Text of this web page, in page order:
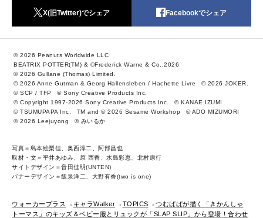
X(旧Twitter)でシェア Facebookでシェア
© 2026 Peanuts Worldwide LLC
BEATRIX POTTER(TM) & ©Frederick Warne & Co.,2026
© 2026 Gullane (Thomas) Limited.
© 2026 Anne Gutman & Georg Hallensleben / Hachette Livre
© 2026 JOKER.
© SCP / TFP
© Sony Creative Products Inc.
© Copyright 1997-2026 Sony Creative Products Inc.
© KANAE IZUMI
© TSUMUPAPA Inc.
TM and © 2026 Sesame Workshop
© ADO MIZUMORI
© 2026 Leejuyong
© みいるか
写真＝島本絵梨佳、奥西淳二、阿部昌也
取材・文＝平井あゆみ、原 西香、水島彩恵、北村康行
サイトデザイン＝音田佳明(UNTEN)
バナーデザイン＝飯泉洋二、大野有香(two is one)
ウォーカープラス キャラWalker TOPICS
つむぱぱが描く「きかんしゃ
トーマス」のキッズ＆ベビー服とリュックが「SLAP SLIP」から登場！合わせ